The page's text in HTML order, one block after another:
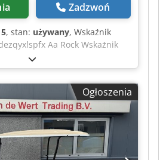
Zadzwoń
, stan: używany, Wskaźnik
Aa Rock Wskaźnik
poprzecznych: cyfrowy
Ogłoszenia